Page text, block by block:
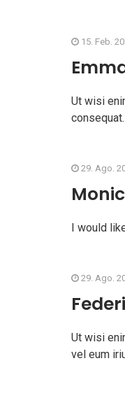
15. Feb.
Ut wisi
consequat.
29. Ago.
I would
29. Ago.
Ut wisi
vel eum